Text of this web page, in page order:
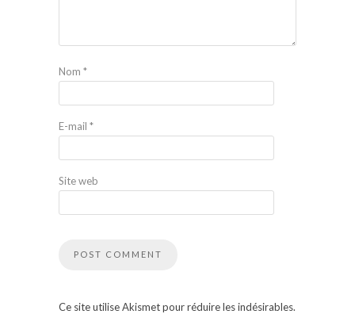
Nom *
E-mail *
Site web
Ce site utilise Akismet pour réduire les indésirables.